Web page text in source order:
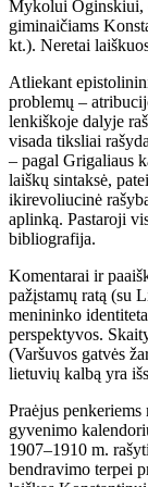
Mykolui Oginskiui,
giminaičiams
kt.). Neretai
Atliekant
problemų –
lenkiškoje dalyje
visada tiksliai
– pagal Grigaliaus
laiškų sintaksė,
ikirevoliucinė
aplinką. Pastaroji
bibliografija.
Komentarai ir
pažįstamų ratą (su
menininko
perspektyvos.
(Varšuvos gatvės
lietuvių kalbą yra
Praėjus
gyvenimo
1907–1910 m.
bendravimo terpei